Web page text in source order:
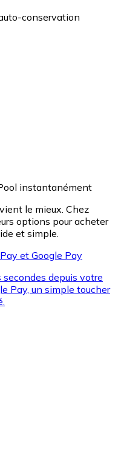
en espèces et d'autres
conservation
instantanément
le mieux. Chez
options pour acheter
et simple.
et Google Pay
depuis votre
Pay, un simple toucher